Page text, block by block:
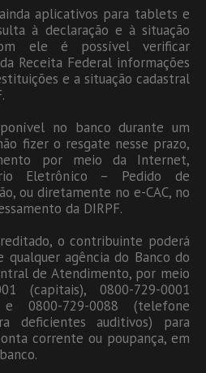
aplicativos para tablets e
à declaração e à situação
ele é possível verificar
Receita Federal informações
e a situação cadastral
no banco durante um
fizer o resgate nesse prazo,
por meio da Internet,
Eletrônico – Pedido de
ou diretamente no e-CAC, no
da DIRPF.
o contribuinte poderá
agência do Banco do
de Atendimento, por meio
(capitais), 0800-729-0001
0800-729-0088 (telefone
deficientes auditivos) para
corrente ou poupança, em